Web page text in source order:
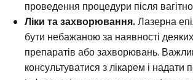
проведення процедури після
Ліки та захворювання.Лазерна
бути небажаною за наявності
препаратів або захворювань.
консультуватися з лікарем і надати